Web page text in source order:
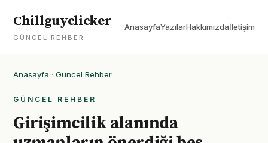
Chillguyclicker
GÜNCEL REHBER
AnasayfaYazılarHakkımızdaİletişim
Anasayfa · Güncel Rehber
GÜNCEL REHBER
Girişimcilik alanında